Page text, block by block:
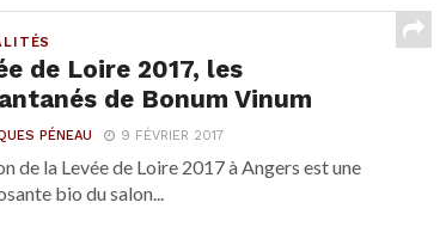
de Loire 2017, les
de Bonum Vinum
PÉNEAU 9 FÉVRIER 2017
de la Levée de Loire 2017 à Angers est une
bio du salon...